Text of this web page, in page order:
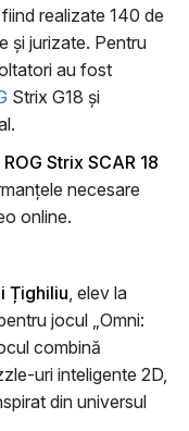
realizate 140 de
și jurizate. Pentru
au fost
Strix G18 și
ROG Strix SCAR 18
necesare
online.
Țighiliu , elev la
jocul „Omni:
combină
uri inteligente 2D,
din universul